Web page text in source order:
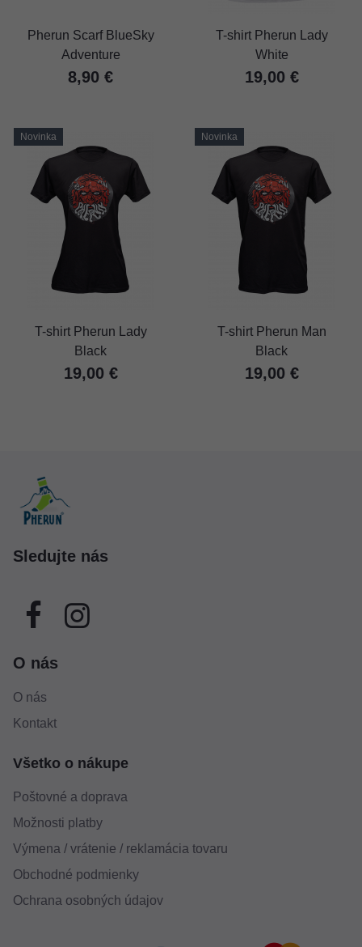
Pherun Scarf BlueSky
Adventure
8,90 €
T-shirt Pherun Lady
White
19,00 €
Novinka
T-shirt Pherun Lady
Black
19,00 €
Novinka
T-shirt Pherun Man
Black
19,00 €
Sledujte nás
O nás
O nás
Kontakt
Všetko o nákupe
Poštovné a doprava
Možnosti platby
Výmena / vrátenie / reklamácia tovaru
Obchodné podmienky
Ochrana osobných údajov